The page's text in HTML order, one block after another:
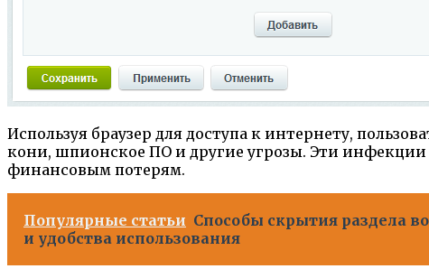
Используя браузер для доступа к интернету,
кони, шпионское ПО и другие угрозы. Эти
финансовым потерям.
Популярные статьи Способы скрытия раздела
и удобства использования